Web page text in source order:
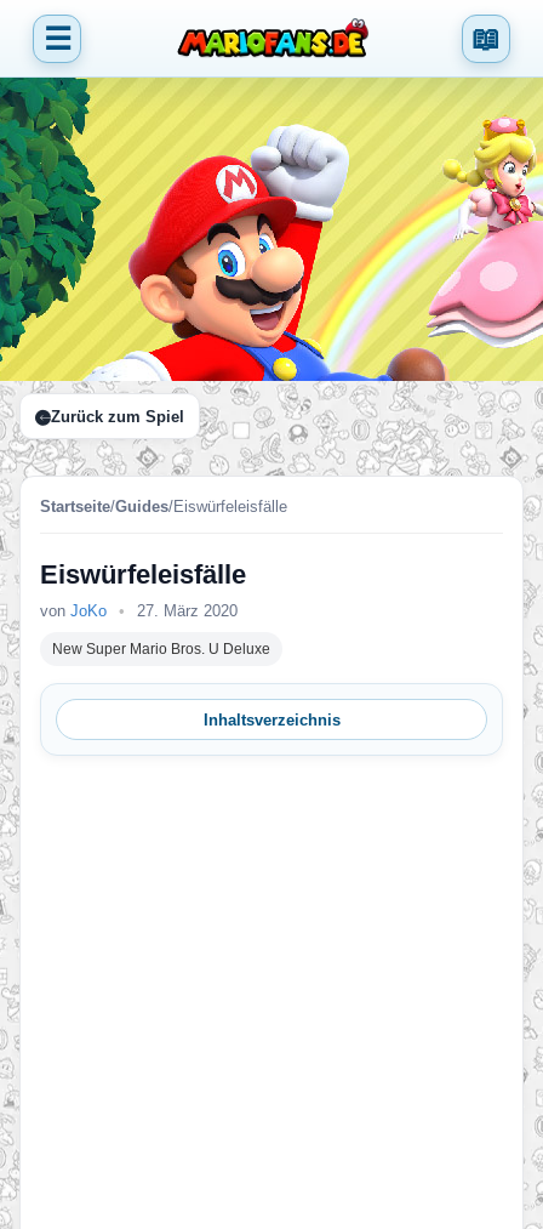
☰ 📖
Zurück zum Spiel
Startseite/Guides/Eiswürfeleisfälle
Eiswürfeleisfälle
von JoKo • 27. März 2020
New Super Mario Bros. U Deluxe
Inhaltsverzeichnis